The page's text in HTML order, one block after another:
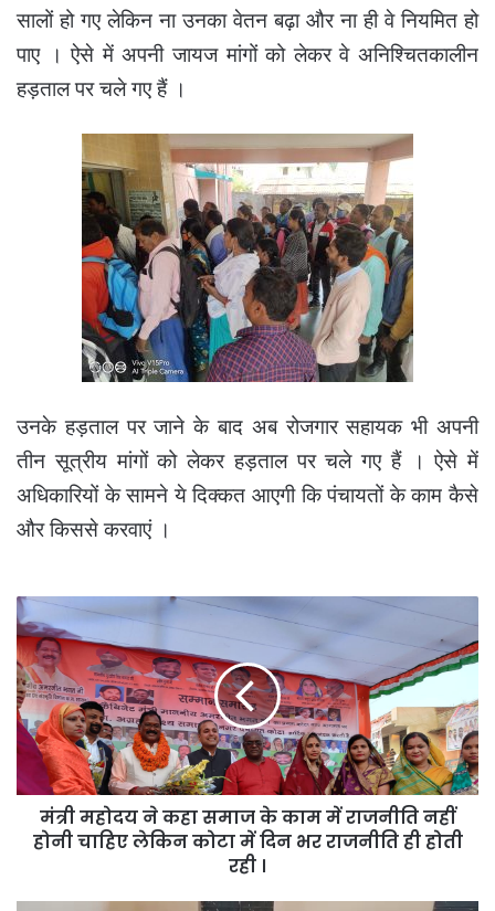
सालों हो गए लेकिन ना उनका वेतन बढ़ा और ना ही वे नियमित हो
पाए । ऐसे में अपनी जायज मांगों को लेकर वे अनिश्चितकालीन
हड़ताल पर चले गए हैं ।
उनके हड़ताल पर जाने के बाद अब रोजगार सहायक भी अपनी
तीन सूत्रीय मांगों को लेकर हड़ताल पर चले गए हैं । ऐसे में
अधिकारियों के सामने ये दिक्कत आएगी कि पंचायतों के काम कैसे
और किससे करवाएं ।
मंत्री
महोदय
ने
कहा
समाज
के
काम
में
राजनीति
होनी
मंत्री महोदय ने कहा समाज के काम में राजनीति नहीं
होनी चाहिए लेकिन कोटा में दिन भर राजनीति ही होती
रही ।